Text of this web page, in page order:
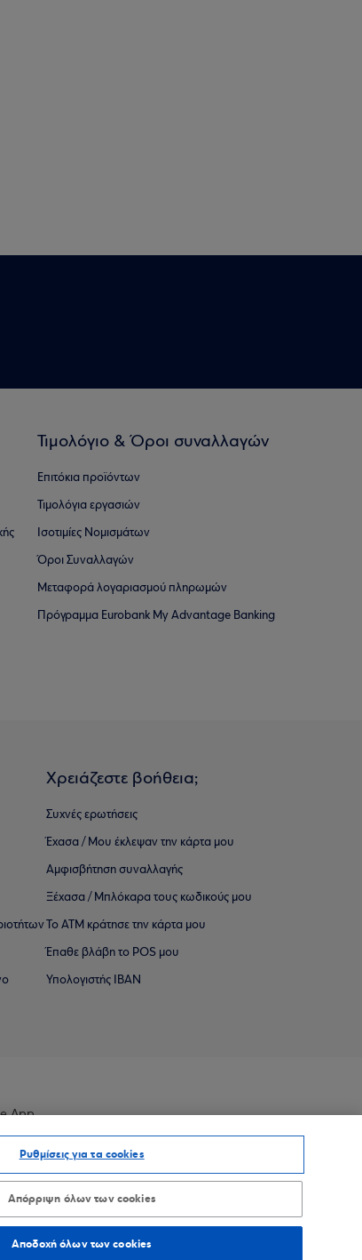
Τιμολόγιο & Όροι συναλλαγών
Επιτόκια προϊόντων
Τιμολόγια εργασιών
Ισοτιμίες Νομισμάτων
Όροι Συναλλαγών
Μεταφορά λογαριασμού πληρωμών
Πρόγραμμα Eurobank My Advantage Banking
Χρειάζεστε βοήθεια;
Συχνές ερωτήσεις
Έχασα / Μου έκλεψαν την κάρτα μου
Αμφισβήτηση συναλλαγής
Ξέχασα / Μπλόκαρα τους κωδικούς μου
Το ΑΤΜ κράτησε την κάρτα μου
Έπαθε βλάβη το POS μου
Υπολογιστής IBAN
App
Ρυθμίσεις για τα cookies
Απόρριψη όλων των cookies
Αποδοχή όλων των cookies